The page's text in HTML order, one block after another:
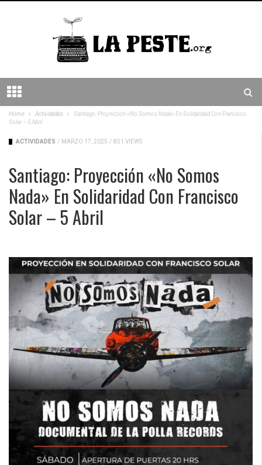
Home Actividades
Santiago: Proyección «No Somos Nada» En Solidaridad Con Francisco
Solar – 5 Abril
ACTIVIDADES / MARZO 17, 2025 / 851 VIEWS
Santiago: Proyección «No Somos
Nada» En Solidaridad Con Francisco
Solar – 5 Abril